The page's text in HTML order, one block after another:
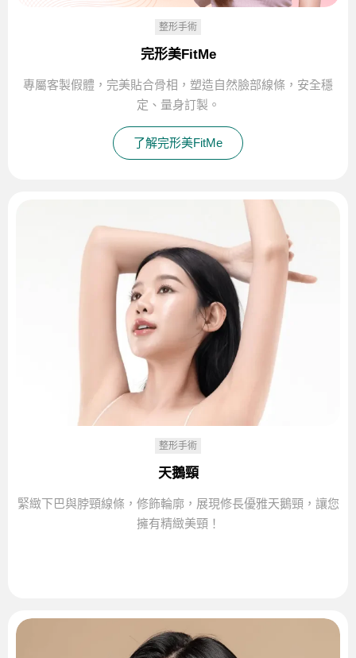
整形手術
完形美FitMe
專屬客製假體，完美貼合骨相，塑造自然臉部線條，安全穩
定、量身訂製。
了解完形美FitMe
整形手術
天鵝頸
緊緻下巴與脖頸線條，修飾輪廓，展現修長優雅天鵝頸，讓您
擁有精緻美頸！